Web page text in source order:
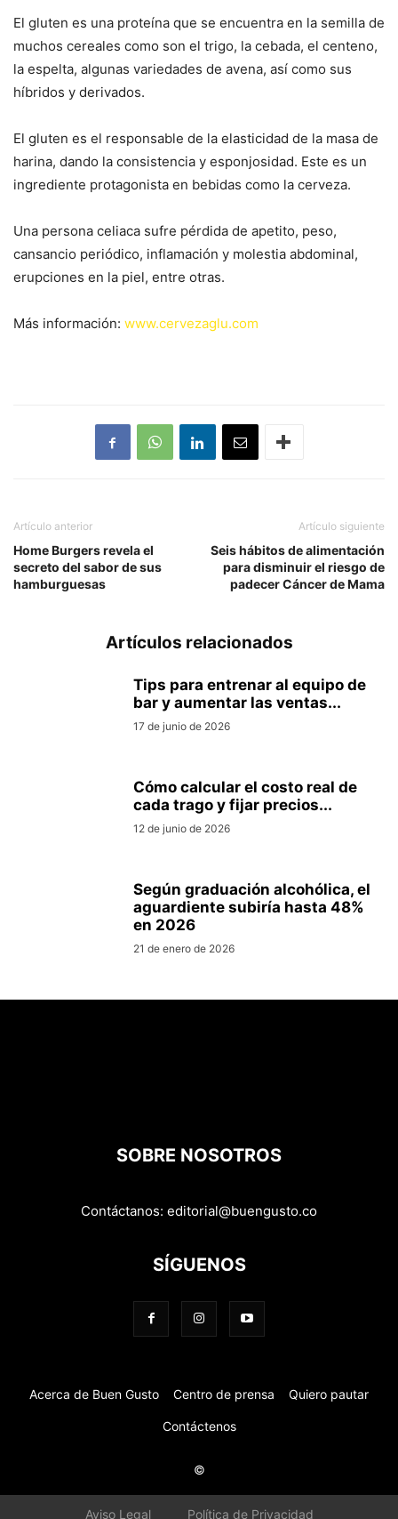
El gluten es una proteína que se encuentra en la semilla de
muchos cereales como son el trigo, la cebada, el centeno,
la espelta, algunas variedades de avena, así como sus
híbridos y derivados.
El gluten es el responsable de la elasticidad de la masa de
harina, dando la consistencia y esponjosidad. Este es un
ingrediente protagonista en bebidas como la cerveza.
Una persona celiaca sufre pérdida de apetito, peso,
cansancio periódico, inflamación y molestia abdominal,
erupciones en la piel, entre otras.
Más información: www.cervezaglu.com
Artículo anterior
Home Burgers revela el
secreto del sabor de sus
hamburguesas
Artículo siguiente
Seis hábitos de alimentación
para disminuir el riesgo de
padecer Cáncer de Mama
Artículos relacionados
Tips para entrenar al equipo de
bar y aumentar las ventas...
17 de junio de 2026
Cómo calcular el costo real de
cada trago y fijar precios...
12 de junio de 2026
Según graduación alcohólica, el
aguardiente subiría hasta 48%
en 2026
21 de enero de 2026
SOBRE NOSOTROS
Contáctanos: editorial@buengusto.co
SÍGUENOS
Acerca de Buen Gusto Centro de prensa Quiero pautar
Contáctenos
©
Aviso Legal Política de Privacidad